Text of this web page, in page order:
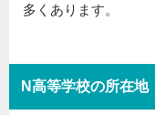
多くあります。
N高等学校の所在地